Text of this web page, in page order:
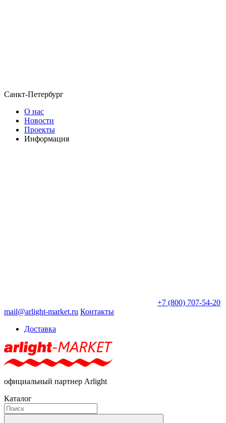
Санкт-Петербург
О нас
Новости
Проекты
Информация
+7 (800) 707-54-20
mail@arlight-market.ru Контакты
Доставка
официальный партнер Arlight
Каталог